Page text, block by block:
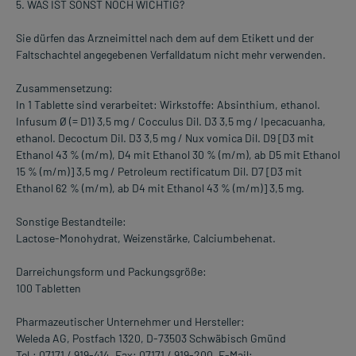
5. WAS IST SONST NOCH WICHTIG?
Sie dürfen das Arzneimittel nach dem auf dem Etikett und der
Faltschachtel angegebenen Verfalldatum nicht mehr verwenden.
Zusammensetzung:
In 1 Tablette sind verarbeitet: Wirkstoffe: Absinthium, ethanol.
Infusum Ø (= D1) 3,5 mg / Cocculus Dil. D3 3,5 mg / Ipecacuanha,
ethanol. Decoctum Dil. D3 3,5 mg / Nux vomica Dil. D9 [D3 mit
Ethanol 43 % (m/m), D4 mit Ethanol 30 % (m/m), ab D5 mit Ethanol
15 % (m/m)] 3,5 mg / Petroleum rectificatum Dil. D7 [D3 mit
Ethanol 62 % (m/m), ab D4 mit Ethanol 43 % (m/m)] 3,5 mg.
Sonstige Bestandteile:
Lactose-Monohydrat, Weizenstärke, Calciumbehenat.
Darreichungsform und Packungsgröße:
100 Tabletten
Pharmazeutischer Unternehmer und Hersteller:
Weleda AG, Postfach 1320, D-73503 Schwäbisch Gmünd